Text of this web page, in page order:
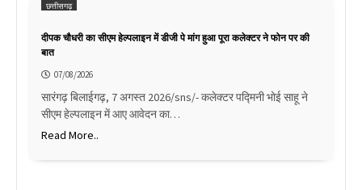
छत्तीसगढ़
दीपक चौधरी का सीएम हेल्पलाइन में डीजी पे मांग हुआ पूरा कलेक्टर ने फोन पर की
बात
07/08/2026
सारंगढ़ बिलाईगढ़, 7 अगस्त 2026/sns/- कलेक्टर पद्मिनी भोई साहू ने
सीएम हेल्पलाइन में आए आवेदन का…
Read More..